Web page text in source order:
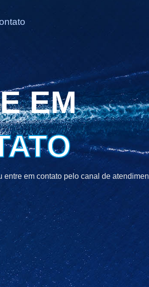
EM
entre em contato pelo canal de